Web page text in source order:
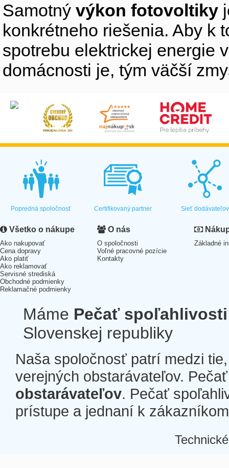
Samotný výkon fotovoltiky
konkrétneho riešenia. Aby k
spotrebu elektrickej energie
domácnosti je, tým väčší
Popredná spoločnosť Certifikovaný partner Sieť dodávateľov
Všetko o nákupe
Ako nakupovať
Cena dopravy
Ako platiť
Ako reklamovať
Servisné strediská
Obchodné podmienky
Reklamačné podmienky
O nás
O spoločnosti
Voľné pracovné pozície
Kontakty
Základné
Máme Pečať spoľahlivosti
Slovenskej republiky
Naša spoločnosť patrí medzi
verejných obstarávateľov.
obstarávateľov. Pečať
prístupe a jednaní k